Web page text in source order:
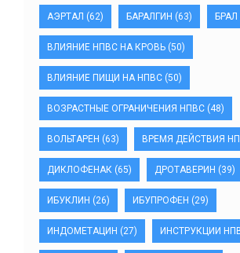
АЭРТАЛ (62) БАРАЛГИН (63) БРАЛ
ВЛИЯНИЕ НПВС НА КРОВЬ (50)
ВЛИЯНИЕ ПИЩИ НА НПВС (50)
ВОЗРАСТНЫЕ ОГРАНИЧЕНИЯ НПВС (48)
ВОЛЬТАРЕН (63) ВРЕМЯ ДЕЙСТВИЯ
ДИКЛОФЕНАК (65) ДРОТАВЕРИН (39)
ИБУКЛИН (26) ИБУПРОФЕН (29)
ИНДОМЕТАЦИН (27) ИНСТРУКЦИИ